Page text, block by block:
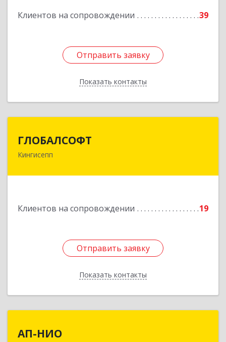
Клиентов на сопровождении 39
Отправить заявку
Показать контакты
Отправить заявку
Назад
ГЛОБАЛСОФТ
Кингисепп
Клиентов на сопровождении 19
Отправить заявку
Показать контакты
188485, Ленинградская обл, Кингисеппский р-н,
Отправить заявку
Назад
АП-НИО